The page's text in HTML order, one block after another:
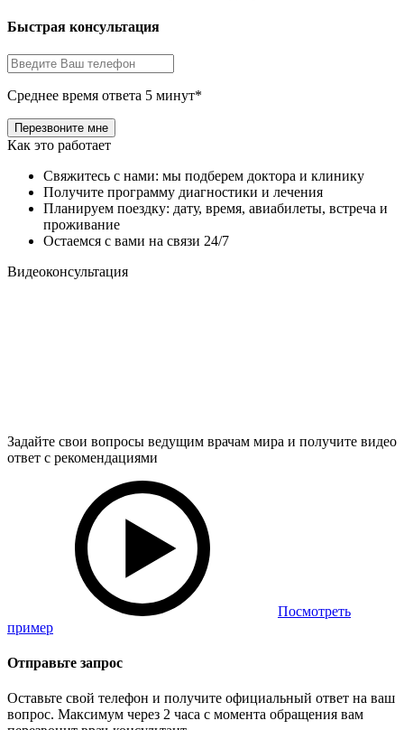
Быстрая консультация
Среднее время ответа 5 минут*
Как это работает
Свяжитесь с нами: мы подберем доктора и клинику
Получите программу диагностики и лечения
Планируем поездку: дату, время, авиабилеты, встреча и
проживание
Остаемся с вами на связи 24/7
Видеоконсультация
Задайте свои вопросы ведущим врачам мира и получите видео
ответ с рекомендациями
Посмотреть
пример
Отправьте запрос
Оставьте свой телефон и получите официальный ответ на ваш
вопрос. Максимум через 2 часа с момента обращения вам